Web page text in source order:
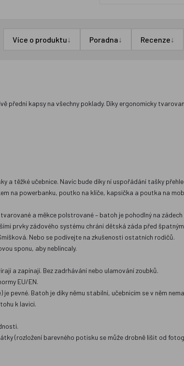
Více o produktu↓ Poradna↓ Recenze↓
přední kapsy na všechny poklady. Díky ergonomicky
a těžké učebnice. Navíc bude díky ní uspořádání tašky
na powerbanku, poutko na klíče, kapsička a poutka na
a měkce polstrované – batoh je pohodlný na zádech
prvky zádového systému chrání dětská záda před
Nebo se podívejte na zkušenosti ostatních rodičů.
sponu, aby neblincaly.
a zapínají. Bez zadrhávání nebo ulamování zoubků.
EU/EN.
pevné. Batoh je díky němu stabilní, učebnicím se v něm
k lavici.
(rozložení barevného potisku se může drobně lišit od